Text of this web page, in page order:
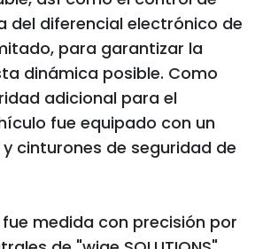
del diferencial electrónico de
para garantizar la
dinámica posible. Como
adicional para el
fue equipado con un
cinturones de seguridad de
medida con precisión por